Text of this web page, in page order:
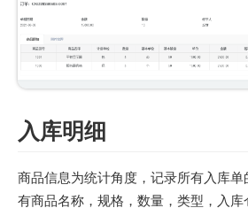
入库明细
商品信息为统计角度，记录所有入库
有商品名称，规格，数量，类型，入